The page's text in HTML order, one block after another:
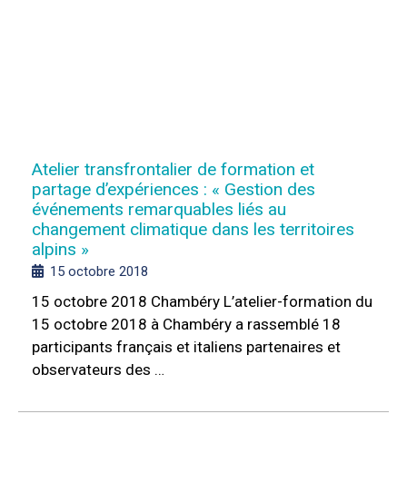
Atelier transfrontalier de formation et
partage d’expériences : « Gestion des
événements remarquables liés au
changement climatique dans les territoires
alpins »
15 octobre 2018
15 octobre 2018 Chambéry L’atelier-formation du
15 octobre 2018 à Chambéry a rassemblé 18
participants français et italiens partenaires et
observateurs des …